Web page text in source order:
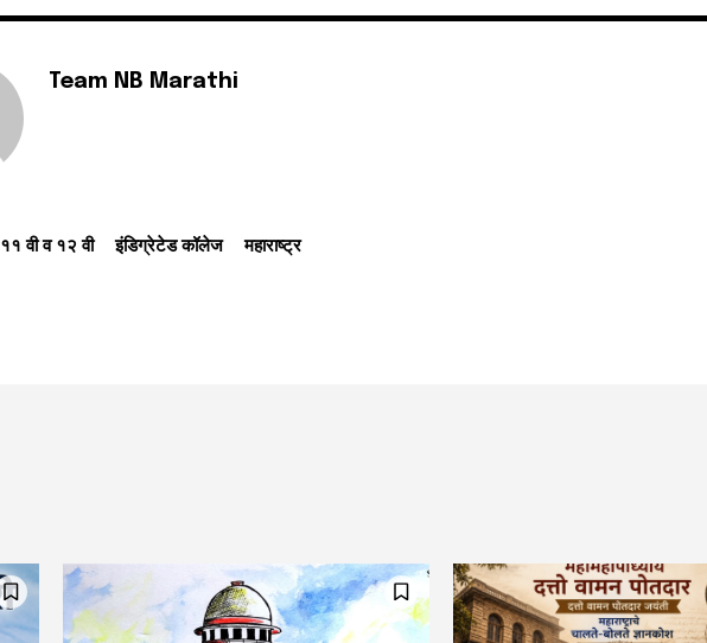
Team NB Marathi
११ वी व १२ वी इंडिग्रेटेड कॉलेज महाराष्ट्र